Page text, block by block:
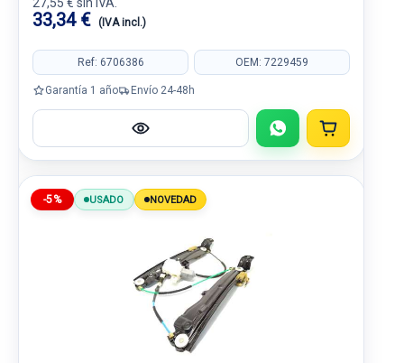
33,34 € (IVA incl.)
Ref: 6706386 OEM: 7229459
Garantía 1 año Envío 24-48h
-5% USADO NOVEDAD